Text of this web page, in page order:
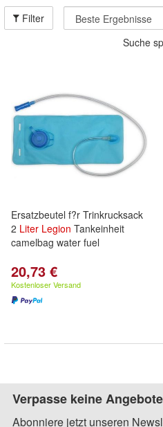
Filter
Suche
Ersatzbeutel f?r Trinkrucksack
2 Liter Legion Tankeinheit
camelbag water fuel
20,73 €
Kostenloser Versand
Verpasse keine
Abonniere jetzt unseren